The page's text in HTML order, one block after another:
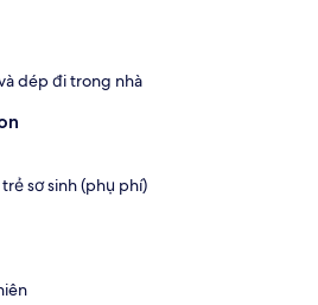
dép đi trong nhà
sơ sinh (phụ phí)